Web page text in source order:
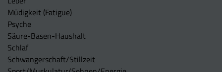
Müdigkeit (Fatigue)
Psyche
Säure-Basen-Haushalt
Schlaf
Schwangerschaft/Stillzeit